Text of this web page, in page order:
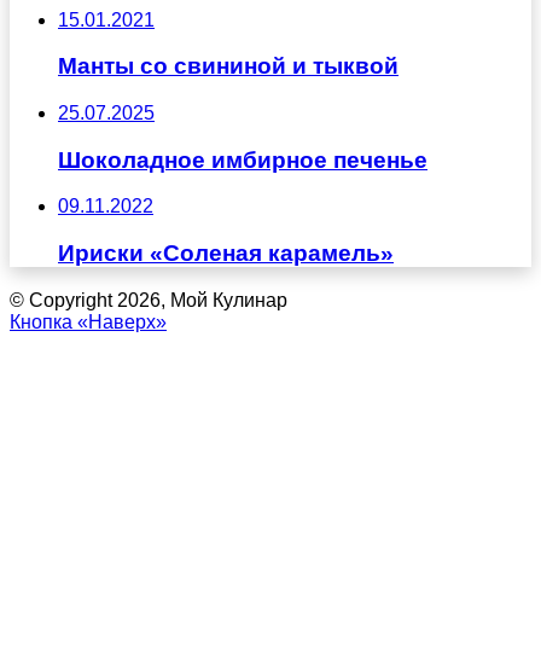
15.01.2021
Манты со свининой и тыквой
25.07.2025
Шоколадное имбирное печенье
09.11.2022
Ириски «Соленая карамель»
© Copyright 2026, Мой Кулинар
Кнопка «Наверх»